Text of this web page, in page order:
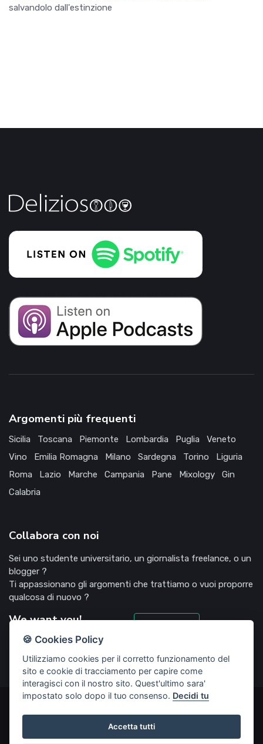
salvandolo dall'estinzione
Argomenti più frequenti
Sicilia Toscana Piemonte Lombardia Puglia
Veneto
Vino
Emilia Romagna Milano Sardegna Torino
Liguria
Roma
Lazio Marche Campania Pane Mixology
Gin
Calabria
Collabora con noi
Sei uno studente universitario, un giornalista freelance, o un
blogger ?
Ti appassionano gli argomenti che trattiamo o vuoi proporre
qualcosa di nuovo ?
We want you!
©2022 Deliziosooo.it - v. 1.1.0 - Tutti i diritti sono riservati,
vietata la riproduzione senza accordi preventivi
Start Up creata daRubisco web agency
🍪 Cookies Policy
Utilizziamo cookies per il corretto funzionamento del
sito e cookie di tracciamento per capire come
interagisci con il nostro sito. Quest'ultimo sara'
impostato solo dopo il tuo consenso. Decidi tu
Accetta tutti